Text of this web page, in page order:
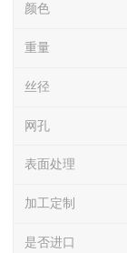
颜色
重量
丝径
网孔
表面处理
加工定制
是否进口